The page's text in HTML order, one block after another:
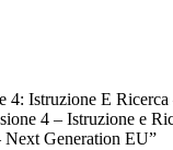
Istruzione E
4 – Istruzione e
Next Generation EU”